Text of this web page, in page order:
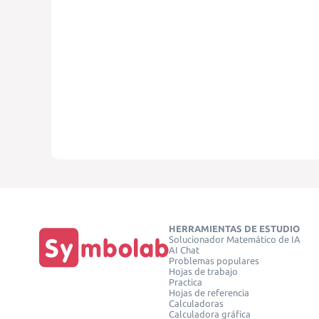
HERRAMIENTAS DE ESTUDIO
Solucionador Matemático de IA
AI Chat
Problemas populares
Hojas de trabajo
Practica
Hojas de referencia
Calculadoras
Calculadora gráfica